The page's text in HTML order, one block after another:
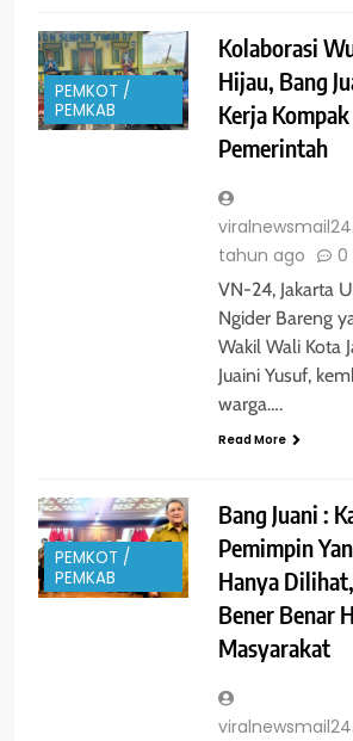
PEMKOT /
PEMKAB
Kolaborasi
Hijau, Bang
Kerja
Pemerintah
tahun ago
0
VN-24, Jakarta
Ngider Bareng
Wakil Wali Kota
Juaini Yusuf,
warga….
Read More
PEMKOT /
PEMKAB
Bang Juani :
Pemimpin
Hanya
Bener Benar
Masyarakat